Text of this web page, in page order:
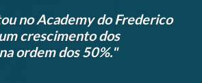
no Academy do Frederico
crescimento dos
ordem dos 50%."